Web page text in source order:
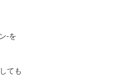
-を
ても